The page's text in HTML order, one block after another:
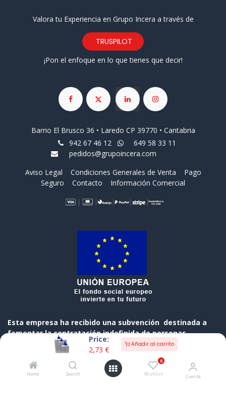
Price:
2,73 €
Añadir al carrito
Home Search
0
Wishlist Cuenta
Valora tu Experiencia en Grupo Incera a través de
TRUSPILOT
¡Pon el enfoque en lo que tienes que decir!
Barrio El Brusco 36 • Laredo CP 39770 • Cantabria
942 67 46 12
649 58 33 11
pedidos@grupoincera.com
Aviso Legal
Condiciones Generales de Venta
Pago
Seguro
Contacto Información Comercial
Esta empresa ha recibido una subvención destinada a
fomentar la contratación indefinida de personas
desempleadas, cofinanciada al 50 % por el Gobierno de
Cantabria y el Fondo Social Europeo a través del
Programa Operativo FSE de Cantabria 2014-2020